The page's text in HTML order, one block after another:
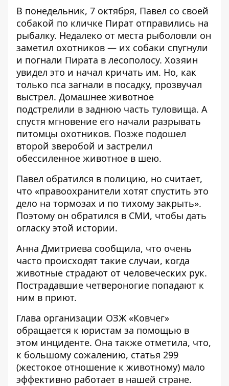
В понедельник, 7 октября, Павел со своей
собакой по кличке Пират отправились на
рыбалку. Недалеко от места рыболовли он
заметил охотников — их собаки спугнули
и погнали Пирата в лесополосу. Хозяин
увидел это и начал кричать им. Но, как
только пса загнали в посадку, прозвучал
выстрел. Домашнее животное
подстрелили в заднюю часть туловища. А
спустя мгновение его начали разрывать
питомцы охотников. Позже подошел
второй зверобой и застрелил
обессиленное животное в шею.
Павел обратился в полицию, но считает,
что «правоохранители хотят спустить это
дело на тормозах и по тихому закрыть».
Поэтому он обратился в СМИ, чтобы дать
огласку этой истории.
Анна Дмитриева сообщила, что очень
часто происходят такие случаи, когда
животные страдают от человеческих рук.
Пострадавшие четвероногие попадают к
ним в приют.
Глава организации ОЗЖ «Ковчег»
обращается к юристам за помощью в
этом инциденте. Она также отметила, что,
к большому сожалению, статья 299
(жестокое отношение к животному) мало
эффективно работает в нашей стране.